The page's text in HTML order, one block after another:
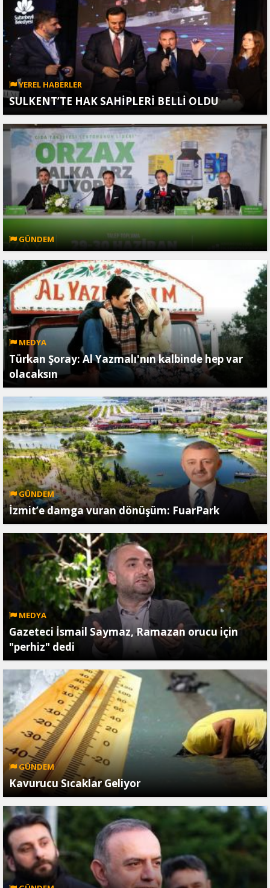
YEREL HABERLER
SULKENT’TE HAK SAHİPLERİ BELLİ OLDU
GÜNDEM
MEDYA
Türkan Şoray: Al Yazmalı'nın kalbinde hep var
olacaksın
GÜNDEM
İzmit’e damga vuran dönüşüm: FuarPark
MEDYA
Gazeteci İsmail Saymaz, Ramazan orucu için
"perhiz" dedi
GÜNDEM
Kavurucu Sıcaklar Geliyor